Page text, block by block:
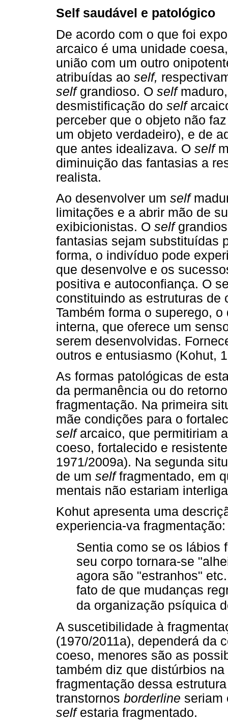
Self saudável e patológico
De acordo com o que foi
arcaico é uma unidade
união com um outro
atribuídas ao self,
selfgrandioso. O self
desmistificação do self
perceber que o objeto não
um objeto verdadeiro), e de
que antes idealizava. O self
diminuição das fantasias a
realista.
Ao desenvolver um self
limitações e a abrir mão de
exibicionistas. O self
fantasias sejam substituídas
forma, o indivíduo pode
que desenvolve e os
positiva e autoconfiança. O
constituindo as estruturas de
Também forma o superego,
interna, que oferece um
serem desenvolvidas.
outros e entusiasmo (Kohut,
As formas patológicas de
da permanência ou do
fragmentação. Na primeira
mãe condições para o
selfarcaico, que permitiriam
coeso, fortalecido e
1971/2009a). Na segunda
de um selffragmentado, em
mentais não estariam
Kohut apresenta uma
experiencia-va fragmentação:
Sentia como se os lábios
seu corpo tornara-se
agora são "estranhos"
fato de que mudanças
da organização psíquica
A suscetibilidade à
(1970/2011a), dependerá da
coeso, menores são as
também diz que distúrbios
fragmentação dessa
transtornos borderline seriam
selfestaria fragmentado.